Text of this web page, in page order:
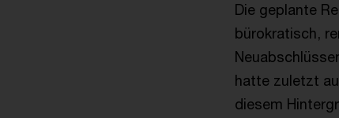
Die geplante
bürokratisch,
hatte zuletzt
diesem